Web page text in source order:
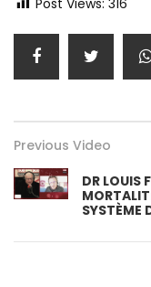
Post Views: 316
Previous Video
DR LOUIS
SYSTÈME